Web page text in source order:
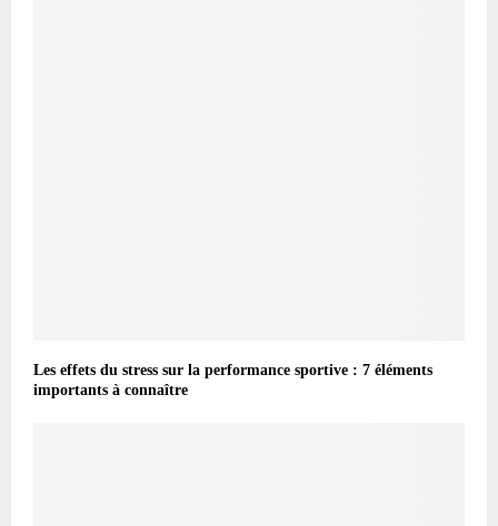
Les effets du stress sur la performance sportive : 7 éléments
importants à connaître